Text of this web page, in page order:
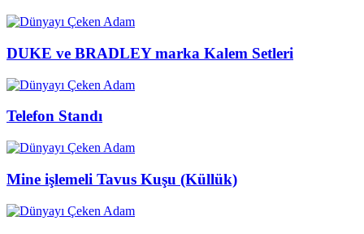
DUKE ve BRADLEY marka Kalem Setleri
Telefon Standı
Mine işlemeli Tavus Kuşu (Küllük)